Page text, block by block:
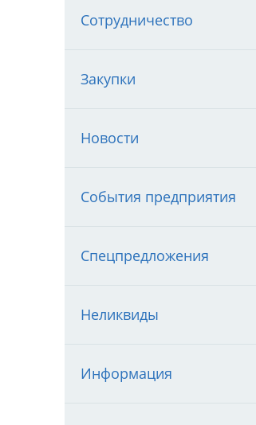
Сотрудничество
Закупки
Новости
События предприятия
Спецпредложения
Неликвиды
Информация